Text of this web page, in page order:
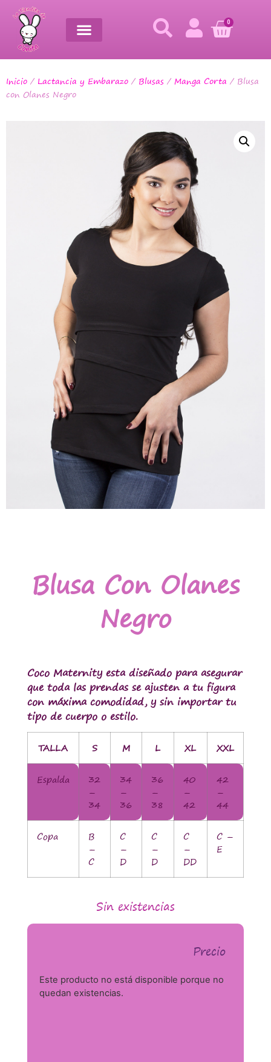
0
Inicio / Lactancia y Embarazo / Blusas / Manga Corta / Blusa
con Olanes Negro
Blusa Con Olanes
Negro
Coco Maternity esta diseñado para asegurar
que toda las prendas se ajusten a tu figura
con máxima comodidad, y sin importar tu
tipo de cuerpo o estilo.
TALLA S M L XL XXL
Espalda
32
–
34
34
–
36
36
–
38
40
–
42
42
–
44
Copa
B
–
C
C
–
D
C
–
D
C
–
DD
C –
E
Sin existencias
Precio
Este producto no está disponible porque no
quedan existencias.